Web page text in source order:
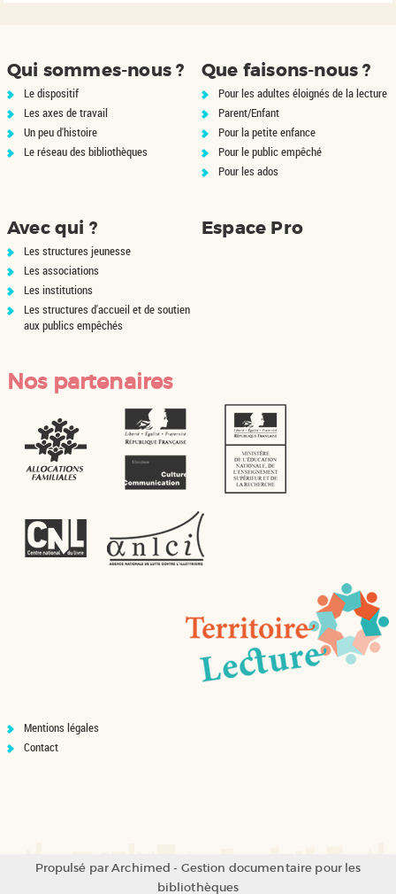
Qui sommes-nous ?
Le dispositif
Les axes de travail
Un peu d'histoire
Le réseau des bibliothèques
Que faisons-nous ?
Pour les adultes éloignés de la lecture
Parent/Enfant
Pour la petite enfance
Pour le public empêché
Pour les ados
Avec qui ?
Les structures jeunesse
Les associations
Les institutions
Les structures d'accueil et de soutien
aux publics empêchés
Espace Pro
Nos partenaires
Mentions légales
Contact
Propulsé parArchimed - Gestion documentaire pour les
bibliothèques